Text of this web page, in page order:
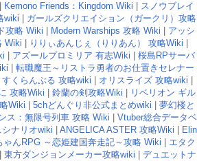
Kemono Friends：Kingdom Wiki
スノウブレイ
wiki
ガールズクリエイション（ガークリ）攻略
攻略 Wiki Modern Warships 攻略 Wiki
アッシ
Wiki
りりぃあんじぇ（りりあん） 攻略Wiki
アズールプロミリア 有志Wiki
桜島RPサーバ
転職魔王～リストラ勇者のお仕置きセレナー
くらんぶる 攻略wiki オリスライズ 攻略wiki
攻略Wiki
鈴蘭の剣攻略Wiki
リベリオン ギル
Wiki
5chどんぐり非公式まとめwiki
夢幻楼と
ス：無限号列車 攻略 Wiki
Vtuber総合データベ
ナリオwiki ANGELICA ASTER 攻略Wiki
Elin
ゃんRPG ～恋姫建国奔走記～攻略 Wiki
エタク
東方ダンジョンメーカー攻略wiki
デュエットナ